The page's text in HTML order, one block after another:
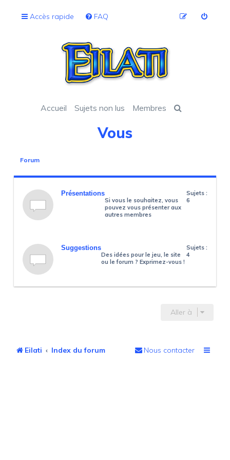
Accès rapide FAQ
Accueil Sujets non lus Membres
Vous
Forum
Présentations
Si vous le souhaitez, vous
pouvez vous présenter aux
autres membres
Sujets :
6
Suggestions
Des idées pour le jeu, le site
ou le forum ? Exprimez-vous !
Sujets :
4
Aller à
Eilati Index du forum Nous contacter